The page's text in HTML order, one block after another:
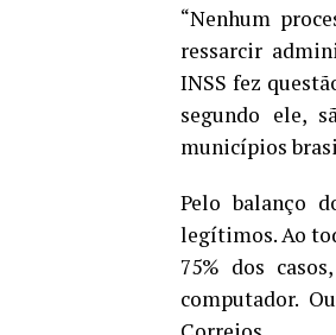
“Nenhum
ressarcir
INSS fez
segundo ele,
municípios
Pelo balanço
legítimos. Ao
75% dos
computador.